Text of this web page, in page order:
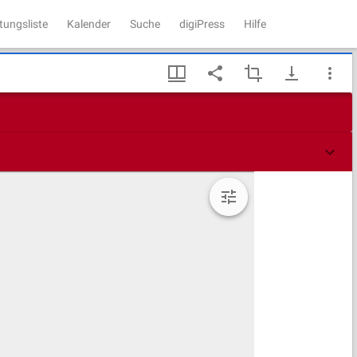
Kalender Suche digiPress Hilfe